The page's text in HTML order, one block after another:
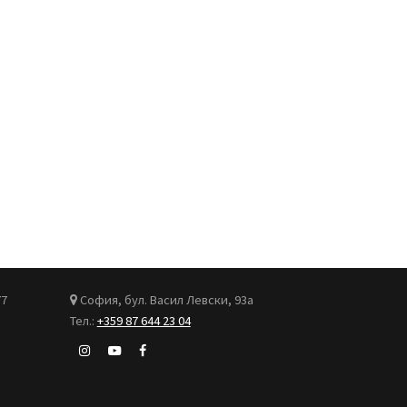
София, бул. Васил Левски, 93а
Тел.: +359 87 644 23 04